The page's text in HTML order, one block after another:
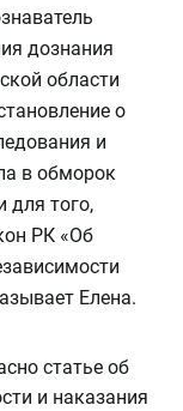
дознания
области
о
и
в обморок
для того,
РК «Об
Елена.
статье об
и наказания